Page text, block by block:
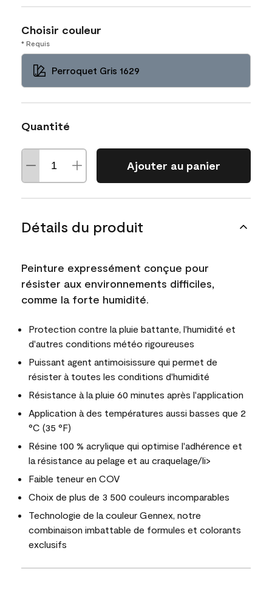
Choisir couleur
* Requis
Perroquet Gris 1629
Quantité
Ajouter au panier
Détails du produit
Peinture expressément conçue pour
résister aux environnements difficiles,
comme la forte humidité.
Protection contre la pluie battante, l'humidité et
d'autres conditions météo rigoureuses
Puissant agent antimoisissure qui permet de
résister à toutes les conditions d'humidité
Résistance à la pluie 60 minutes après l'application
Application à des températures aussi basses que 2
°C (35 °F)
Résine 100 % acrylique qui optimise l'adhérence et
la résistance au pelage et au craquelage/li>
Faible teneur en COV
Choix de plus de 3 500 couleurs incomparables
Technologie de la couleur Gennex, notre
combinaison imbattable de formules et colorants
exclusifs